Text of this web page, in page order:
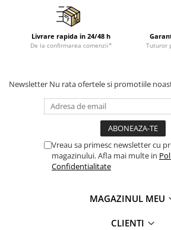
Livrare rapida in 24/48 h
De la confirmarea comenzii* Tuturor
Newsletter Nu rata ofertele si promotiile
Vreau sa primesc newsletter cu
magazinului. Afla mai multe in
Confidentialitate
MAGAZINUL MEU
CLIENTI